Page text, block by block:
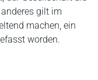
gilt im
machen, ein
worden.